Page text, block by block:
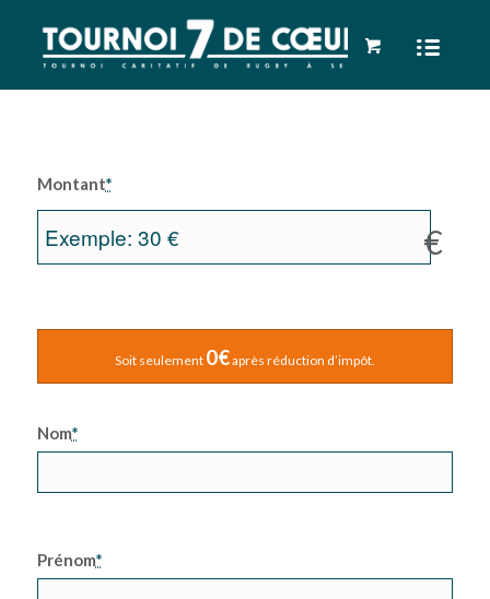
Montant*
€
Soit seulement 0€après réduction d’impôt.
Nom*
Prénom*